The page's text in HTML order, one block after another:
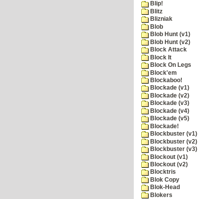
Blip!
Blitz
Blizniak
Blob
Blob Hunt (v1)
Blob Hunt (v2)
Block Attack
Block It
Block On Legs
Block'em
Blockaboo!
Blockade (v1)
Blockade (v2)
Blockade (v3)
Blockade (v4)
Blockade (v5)
Blockade!
Blockbuster (v1)
Blockbuster (v2)
Blockbuster (v3)
Blockout (v1)
Blockout (v2)
Blocktris
Blok Copy
Blok-Head
Blokers